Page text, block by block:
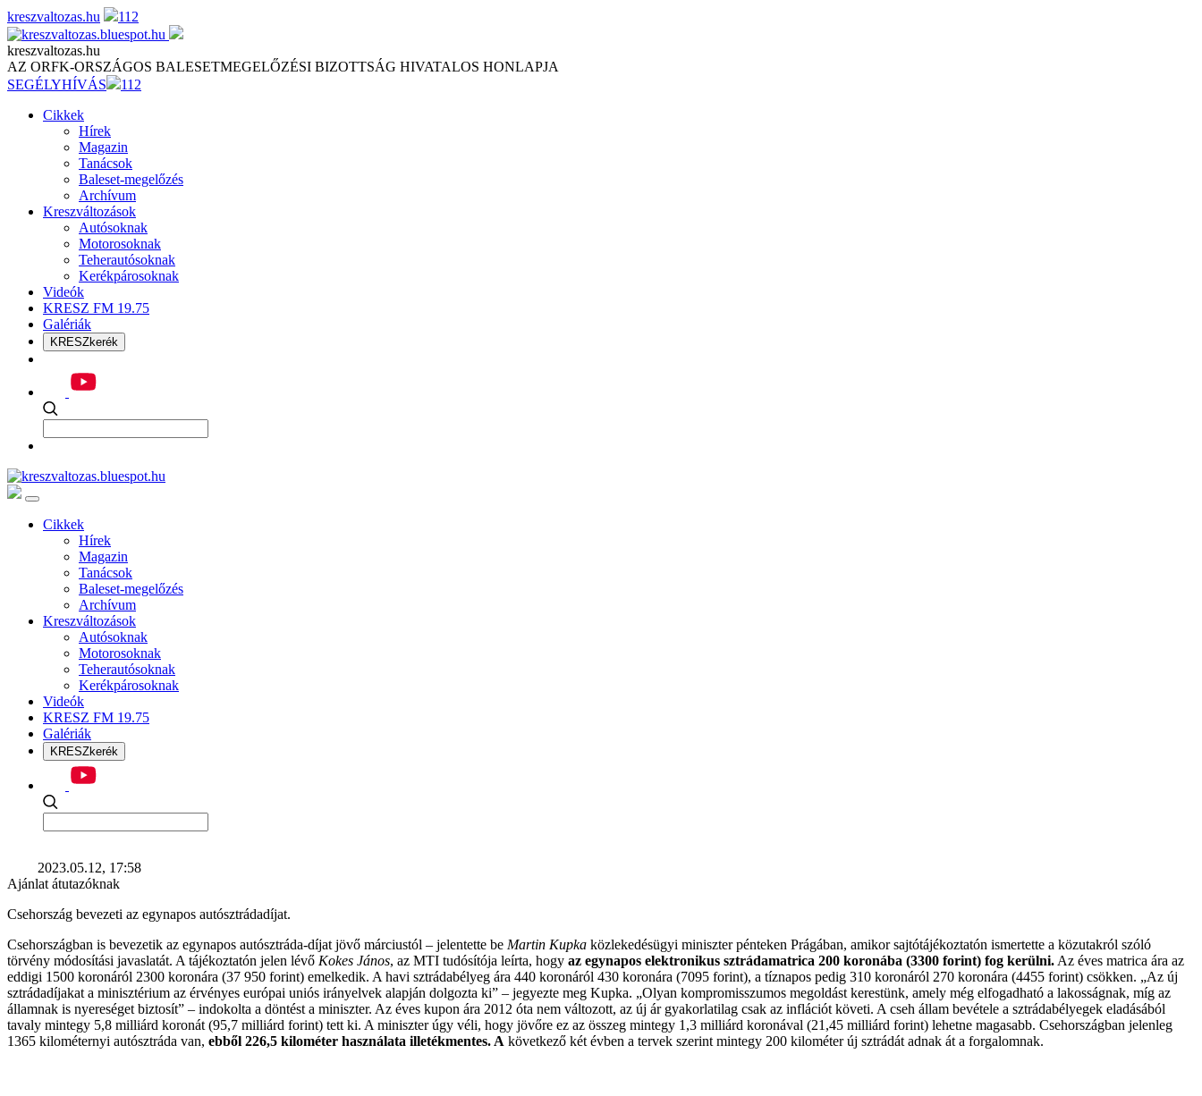
Skip
to
content
kreszvaltozas.hu 112
kreszvaltozas.hu
AZ ORFK-ORSZÁGOS BALESETMEGELŐZÉSI BIZOTTSÁG HIVATALOS HONLAPJA
SEGÉLYHÍVÁS
112
Cikkek
Hírek
Magazin
Tanácsok
Baleset-megelőzés
Archívum
Kreszváltozások
Autósoknak
Motorosoknak
Teherautósoknak
Kerékpárosoknak
Videók
KRESZ FM 19.75
Galériák
KRESZkerék
Cikkek
Hírek
Magazin
Tanácsok
Baleset-megelőzés
Archívum
Kreszváltozások
Autósoknak
Motorosoknak
Teherautósoknak
Kerékpárosoknak
Videók
KRESZ FM 19.75
Galériák
KRESZkerék
2023.05.12, 17:58
Ajánlat átutazóknak
Csehország bevezeti az egynapos autósztrádadíjat.
Csehországban is bevezetik az egynapos autósztráda-díjat jövő márciustól – jelentette be Martin Kupka közlekedésügyi miniszter pénteken Prágában, amikor sajtótájékoztatón ismertette a közutakról szóló
törvény módosítási javaslatát. A tájékoztatón jelen lévő Kokes János, az MTI tudósítója leírta, hogy az egynapos elektronikus sztrádamatrica 200 koronába (3300 forint) fog kerülni. Az éves matrica ára az
eddigi 1500 koronáról 2300 koronára (37 950 forint) emelkedik. A havi sztrádabélyeg ára 440 koronáról 430 koronára (7095 forint), a tíznapos pedig 310 koronáról 270 koronára (4455 forint) csökken. „Az új
sztrádadíjakat a minisztérium az érvényes európai uniós irányelvek alapján dolgozta ki” – jegyezte meg Kupka. „Olyan kompromisszumos megoldást kerestünk, amely még elfogadható a lakosságnak, míg az
államnak is nyereséget biztosít” – indokolta a döntést a miniszter. Az éves kupon ára 2012 óta nem változott, az új ár gyakorlatilag csak az inflációt követi. A cseh állam bevétele a sztrádabélyegek eladásából
tavaly mintegy 5,8 milliárd koronát (95,7 milliárd forint) tett ki. A miniszter úgy véli, hogy jövőre ez az összeg mintegy 1,3 milliárd koronával (21,45 milliárd forint) lehetne magasabb. Csehországban jelenleg
1365 kilométernyi autósztráda van, ebből 226,5 kilométer használata illetékmentes. A következő két évben a tervek szerint mintegy 200 kilométer új sztrádát adnak át a forgalomnak.